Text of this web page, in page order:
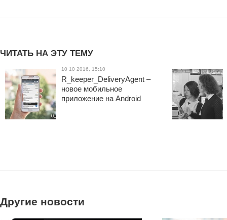
ЧИТАТЬ НА ЭТУ ТЕМУ
10 10 2016, 15:10
R_keeper_DeliveryAgent –
новое мобильное
приложение на Android
Другие новости